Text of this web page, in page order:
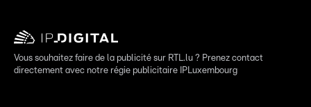
Vous souhaitez faire de la publicité sur RTL.lu ? Prenez contact
directement avec notre régie publicitaire IPLuxembourg